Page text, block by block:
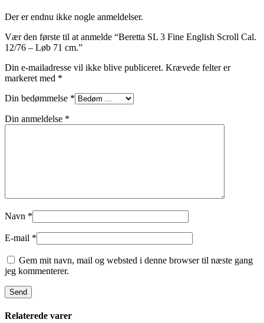
Der er endnu ikke nogle anmeldelser.
Vær den første til at anmelde “Beretta SL 3 Fine English Scroll Cal.
12/76 – Løb 71 cm.”
Din e-mailadresse vil ikke blive publiceret. Krævede felter er
markeret med *
Din bedømmelse *
Din anmeldelse *
Navn *
E-mail *
Gem mit navn, mail og websted i denne browser til næste gang
jeg kommenterer.
Relaterede varer